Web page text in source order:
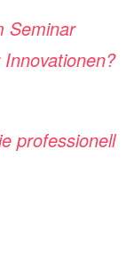
Seminar
professionell